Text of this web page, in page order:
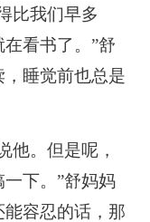
我们早多
看书了。”舒
睡觉前也总是
。但是呢，
下。”舒妈妈
容忍的话，那